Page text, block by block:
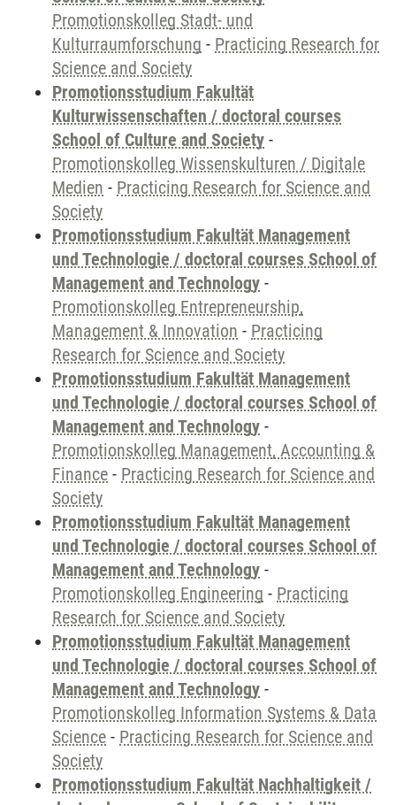
Promotionskolleg Stadt- und
Kulturraumforschung - Practicing Research for
Science and Society
Promotionsstudium Fakultät
Kulturwissenschaften / doctoral courses
School of Culture and Society -
Promotionskolleg Wissenskulturen / Digitale
Medien - Practicing Research for Science and
Society
Promotionsstudium Fakultät Management
und Technologie / doctoral courses School of
Management and Technology -
Promotionskolleg Entrepreneurship,
Management & Innovation - Practicing
Research for Science and Society
Promotionsstudium Fakultät Management
und Technologie / doctoral courses School of
Management and Technology -
Promotionskolleg Management, Accounting &
Finance - Practicing Research for Science and
Society
Promotionsstudium Fakultät Management
und Technologie / doctoral courses School of
Management and Technology -
Promotionskolleg Engineering - Practicing
Research for Science and Society
Promotionsstudium Fakultät Management
und Technologie / doctoral courses School of
Management and Technology -
Promotionskolleg Information Systems & Data
Science - Practicing Research for Science and
Society
Promotionsstudium Fakultät Nachhaltigkeit /